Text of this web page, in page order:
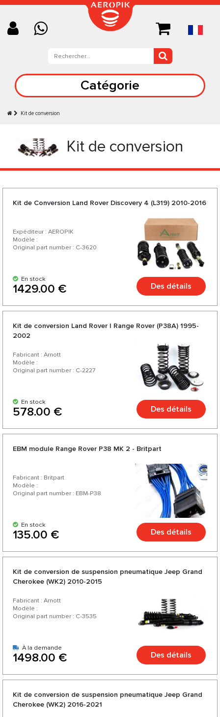
Catégorie
Kit de conversion
Kit de conversion
Kit de Conversion Land Rover Discovery 4 (L319) 2010-2016
Expéditeur : AEROPIK
Modèle :
Original part number : C-3620
En stock
1429.00 € Des détails
Kit de conversion Land Rover | Range Rover (P38A) 1995-
2002
Fabricant : Arnott
Modèle :
Original part number : C-2227
En stock
578.00 € Des détails
EBM module Range Rover P38 MK 2 - Britpart
Fabricant : Britpart
Modèle :
Original part number : EBM-P38
En stock
135.00 € Des détails
Kit de conversion de suspension pneumatique Jeep Grand
Cherokee (WK2) 2010-2015
Fabricant : Arnott
Modèle :
Original part number : C-3535
À la demande
1498.00 € Des détails
Kit de conversion de suspension pneumatique Jeep Grand
Cherokee (WK2) 2016-2021